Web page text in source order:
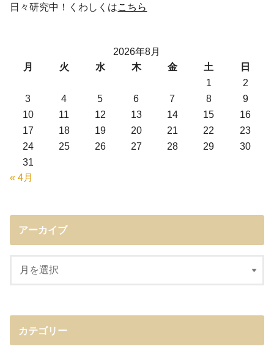
日々研究中！くわしくはこちら
2026年8月
月
火 水 木 金 土
日
1
2
3
4 5 6 7 8
9
10
11 12 13 14 15
16
17
18 19 20 21 22
23
24
25 26 27 28 29
30
31
« 4月
アーカイブ
カテゴリー